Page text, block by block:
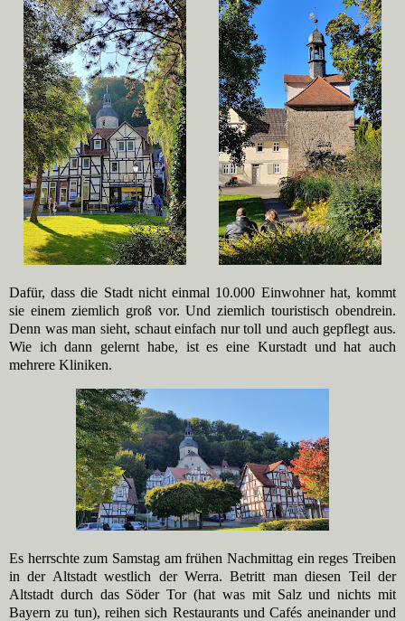
Dafür, dass die Stadt nicht einmal 10.000 Einwohner hat, kommt
sie einem ziemlich groß vor. Und ziemlich touristisch obendrein.
Denn was man sieht, schaut einfach nur toll und auch gepflegt aus.
Wie ich dann gelernt habe, ist es eine Kurstadt und hat auch
mehrere Kliniken.
Es herrschte zum Samstag am frühen Nachmittag ein reges Treiben
in der Altstadt westlich der Werra. Betritt man diesen Teil der
Altstadt durch das Söder Tor (hat was mit Salz und nichts mit
Bayern zu tun), reihen sich Restaurants und Cafés aneinander und